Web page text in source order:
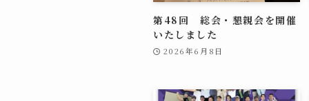
第48回 総会・懇親会を開催
いたしました
2026年6月8日